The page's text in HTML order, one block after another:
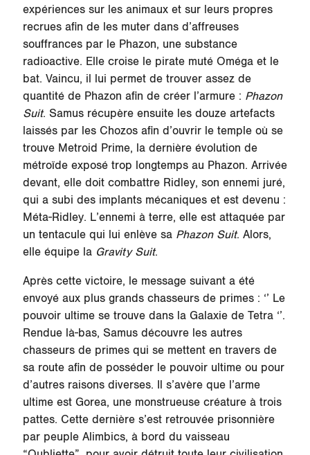
expériences sur les animaux et sur leurs propres
recrues afin de les muter dans d’affreuses
souffrances par le Phazon, une substance
radioactive. Elle croise le pirate muté Oméga et le
bat. Vaincu, il lui permet de trouver assez de
quantité de Phazon afin de créer l’armure : Phazon
Suit. Samus récupère ensuite les douze artefacts
laissés par les Chozos afin d’ouvrir le temple où se
trouve Metroid Prime, la dernière évolution de
métroïde exposé trop longtemps au Phazon. Arrivée
devant, elle doit combattre Ridley, son ennemi juré,
qui a subi des implants mécaniques et est devenu :
Méta-Ridley. L’ennemi à terre, elle est attaquée par
un tentacule qui lui enlève sa Phazon Suit. Alors,
elle équipe la Gravity Suit.
Après cette victoire, le message suivant a été
envoyé aux plus grands chasseurs de primes : ‘’ Le
pouvoir ultime se trouve dans la Galaxie de Tetra ‘’.
Rendue là-bas, Samus découvre les autres
chasseurs de primes qui se mettent en travers de
sa route afin de posséder le pouvoir ultime ou pour
d’autres raisons diverses. Il s’avère que l’arme
ultime est Gorea, une monstrueuse créature à trois
pattes. Cette dernière s’est retrouvée prisonnière
par peuple Alimbics, à bord du vaisseau